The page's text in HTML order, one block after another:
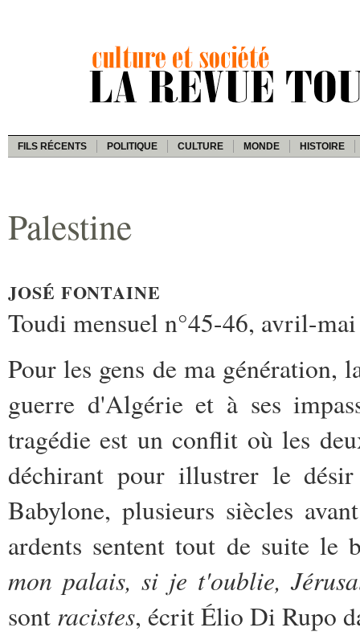
FILS RÉCENTS POLITIQUE CULTURE MONDE HISTOIRE
Palestine
JOSÉ FONTAINE
Toudi mensuel n°45-46, avril-
Pour les gens de ma génération,
guerre d'Algérie et à ses
tragédie est un conflit où les
déchirant pour illustrer le
Babylone, plusieurs siècles
ardents sentent tout de suite le
mon palais, si je t'oublie,
sont racistes, écrit Élio Di Rupo